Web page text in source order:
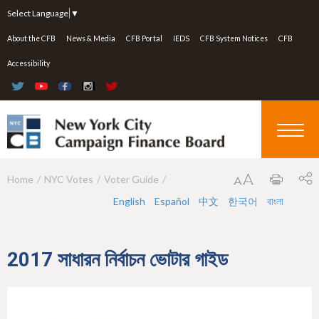
Select Language ▼
About the CFB News & Media CFB Portal IEDS CFB System Notices CFB
Accessibility
Y
a
Home NYC Votes
Voter Guide
English
Español 中文 한국어 বাংলা
2017 সাধারন নির্বাচন ভোটার গাইড